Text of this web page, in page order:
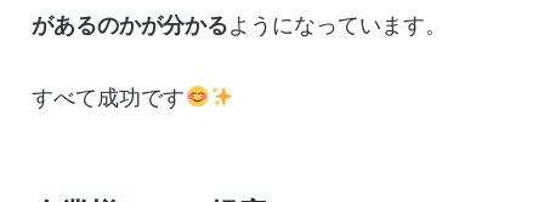
があるのかが分かるようになっています。
すべて成功です